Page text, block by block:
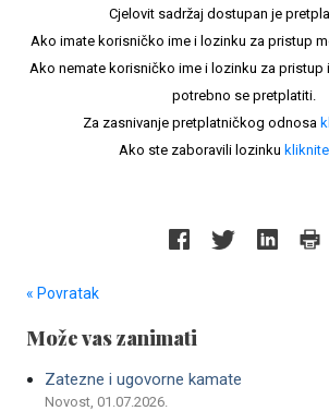
Cjelovit sadržaj dostupan je
Ako imate korisničko ime i lozinku za pristup
Ako nemate korisničko ime i lozinku za pristup
potrebno se pretplatiti.
Za zasnivanje pretplatničkog odnosa
Ako ste zaboravili lozinku
« Povratak
Može vas zanimati
Zatezne i ugovorne kamate
Novost, 01.07.2026.